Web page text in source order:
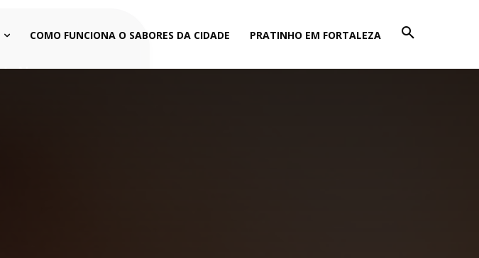
COMO FUNCIONA O SABORES DA CIDADE PRATINHO EM FORTALEZA